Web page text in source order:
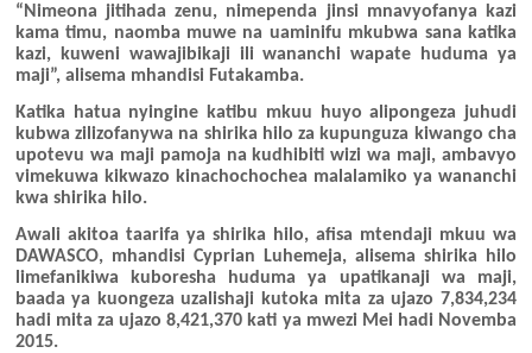
“Nimeona jitihada zenu, nimependa jinsi mnavyofanya kazi
kama timu, naomba muwe na uaminifu mkubwa sana katika
kazi, kuweni wawajibikaji ili wananchi wapate huduma ya
maji”, alisema mhandisi Futakamba.
Katika hatua nyingine katibu mkuu huyo alipongeza juhudi
kubwa zilizofanywa na shirika hilo za kupunguza kiwango cha
upotevu wa maji pamoja na kudhibiti wizi wa maji, ambavyo
vimekuwa kikwazo kinachochochea malalamiko ya wananchi
kwa shirika hilo.
Awali akitoa taarifa ya shirika hilo, afisa mtendaji mkuu wa
DAWASCO, mhandisi Cyprian Luhemeja, alisema shirika hilo
limefanikiwa kuboresha huduma ya upatikanaji wa maji,
baada ya kuongeza uzalishaji kutoka mita za ujazo 7,834,234
hadi mita za ujazo 8,421,370 kati ya mwezi Mei hadi Novemba
2015.